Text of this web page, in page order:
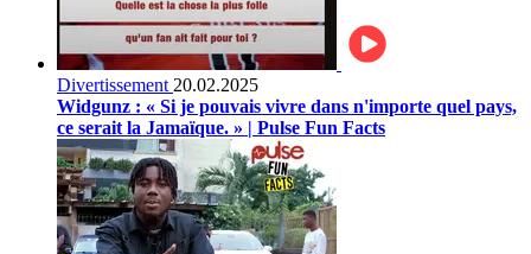
Divertissement 20.02.2025
Widgunz : « Si je pouvais vivre dans n'importe quel pays,
ce serait la Jamaïque. » | Pulse Fun Facts